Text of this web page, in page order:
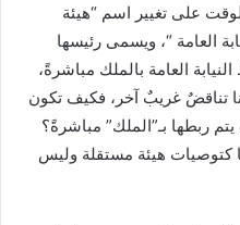
على تغيير اسم “هيئة
العامة “، ويسمى رئيسها
العامة بالملك مباشرةً،
تناقضٌ غريبٌ آخر، فكيف تكون
ربطها بـ”الملك” مباشرةً؟
كتوصيات هيئة مستقلة وليس